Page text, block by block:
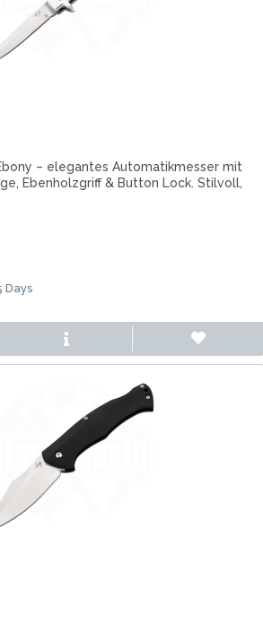
– elegantes Automatikmesser mit
Ebenholzgriff & Button Lock. Stilvoll,
Days